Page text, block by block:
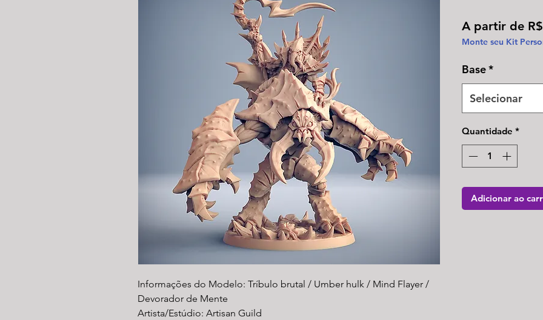
Informações do Modelo: Tríbulo brutal / Umber hulk / Mind Flayer /
Devorador de Mente
Artista/Estúdio: Artisan Guild
A partir de
Monte seu Kit
Base*
Selecionar
Quantidade *
Adicionar ao